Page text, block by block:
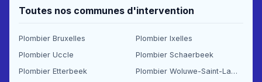
Toutes nos communes d'intervention
Plombier Bruxelles
Plombier Ixelles
Plombier Uccle
Plombier Schaerbeek
Plombier Etterbeek
Plombier Woluwe-Saint-Lambert